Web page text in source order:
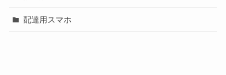
配達用スマホ